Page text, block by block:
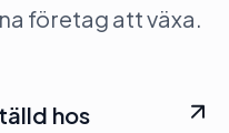
företag att växa.
hos